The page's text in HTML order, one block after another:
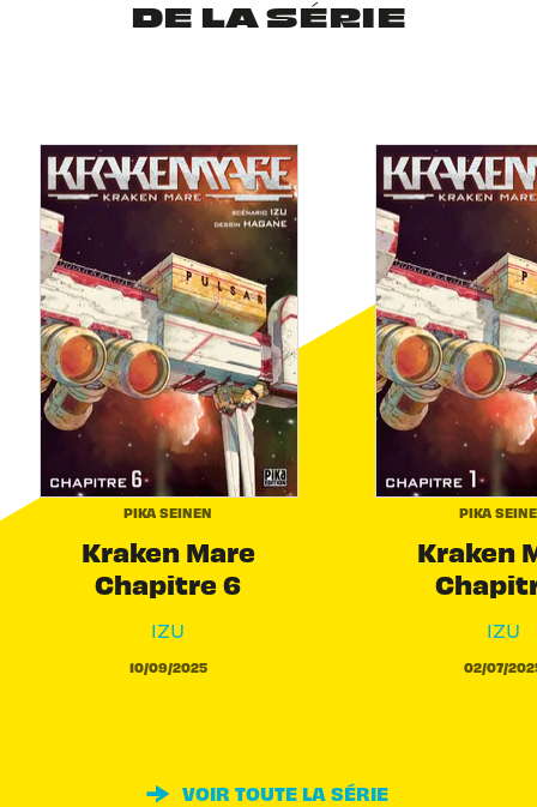
DE LA SÉRIE
PIKA SEINEN
Kraken Mare
Chapitre 6
IZU
10/09/2025
PIKA
Kraken
IZU
02/07/
VOIR TOUTE LA SÉRIE